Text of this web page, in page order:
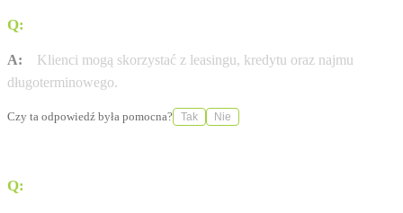
Q:
A:
Klienci mogą skorzystać z leasingu, kredytu oraz najmu
długoterminowego.
Czy ta odpowiedź była pomocna? Tak Nie
Q: